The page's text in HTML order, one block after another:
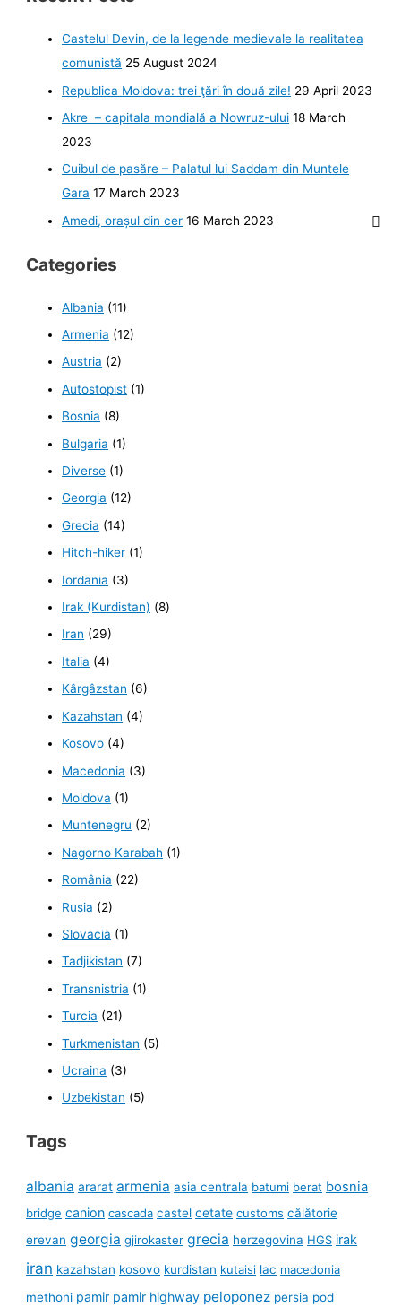
Castelul Devin, de la legende medievale la realitatea
comunistă 25 August 2024
Republica Moldova: trei ţări în două zile! 29 April 2023
Akre – capitala mondială a Nowruz-ului 18 March
2023
Cuibul de pasăre – Palatul lui Saddam din Muntele
Gara 17 March 2023
Amedi, orașul din cer 16 March 2023
Categories
Albania (11)
Armenia (12)
Austria (2)
Autostopist (1)
Bosnia (8)
Bulgaria (1)
Diverse (1)
Georgia (12)
Grecia (14)
Hitch-hiker (1)
Iordania (3)
Irak (Kurdistan) (8)
Iran (29)
Italia (4)
Kârgâzstan (6)
Kazahstan (4)
Kosovo (4)
Macedonia (3)
Moldova (1)
Muntenegru (2)
Nagorno Karabah (1)
România (22)
Rusia (2)
Slovacia (1)
Tadjikistan (7)
Transnistria (1)
Turcia (21)
Turkmenistan (5)
Ucraina (3)
Uzbekistan (5)
Tags
albania ararat armenia asia centrala batumi berat bosnia
bridge canion cascada castel cetate customs călătorie
erevan georgia gjirokaster grecia herzegovina HGS irak
iran kazahstan kosovo kurdistan kutaisi lac macedonia
methoni pamir pamir highway peloponez persia pod